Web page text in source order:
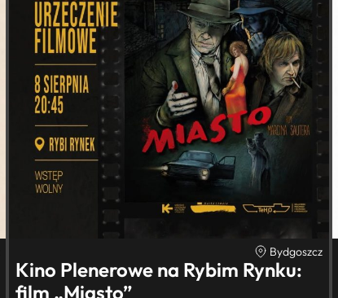
Bydgoszcz
Kino Plenerowe na Rybim Rynku:
film „Miasto”